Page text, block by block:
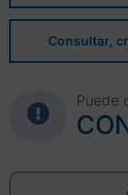
Consultar,
Puede